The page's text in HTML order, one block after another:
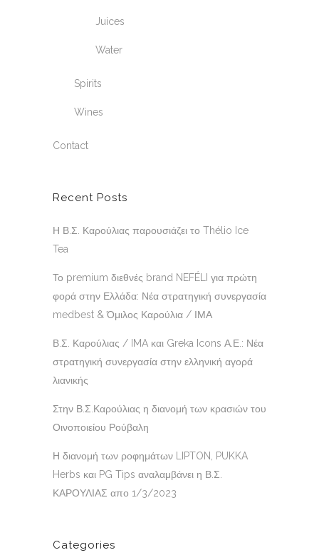
Juices
Water
Spirits
Wines
Contact
Recent Posts
Η Β.Σ. Καρούλιας παρουσιάζει το Thélio Ice
Tea
Το premium διεθνές brand NEFÉLI για πρώτη
φορά στην Ελλάδα: Νέα στρατηγική συνεργασία
medbest & Όμιλος Καρούλια / ΙΜΑ
Β.Σ. Καρούλιας / IMA και Greka Icons Α.Ε.: Νέα
στρατηγική συνεργασία στην ελληνική αγορά
λιανικής
Στην Β.Σ.Καρούλιας η διανομή των κρασιών του
Οινοποιείου Ρούβαλη
Η διανομή των ροφημάτων LIPTON, PUKKA
Herbs και PG Tips αναλαμβάνει η Β.Σ.
ΚΑΡΟΥΛΙΑΣ απο 1/3/2023
Categories